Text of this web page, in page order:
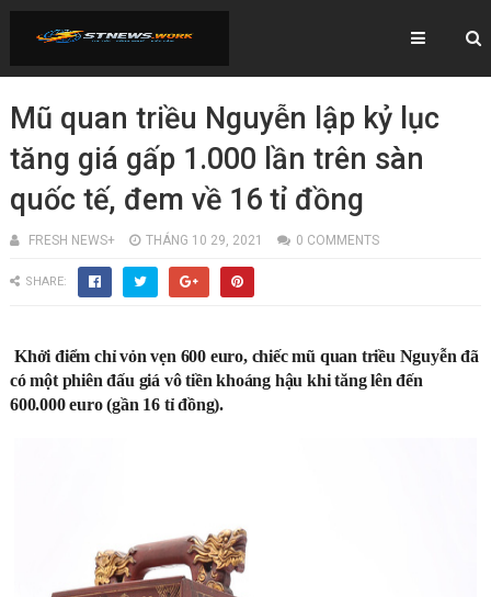
Mũ quan triều Nguyễn lập kỷ lục
tăng giá gấp 1.000 lần trên sàn
quốc tế, đem về 16 tỉ đồng
FRESH NEWS+ THÁNG 10 29, 2021 0 COMMENTS
SHARE:
Khởi điểm chỉ vỏn vẹn 600 euro, chiếc mũ quan triều Nguyễn đã
có một phiên đấu giá vô tiền khoáng hậu khi tăng lên đến
600.000 euro (gần 16 tỉ đồng).